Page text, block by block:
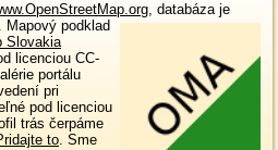
, databáza je
. Mapový podklad
Slovakia
licenciou CC-
portálu
pri
pod licenciou
trás čerpáme
to. Sme